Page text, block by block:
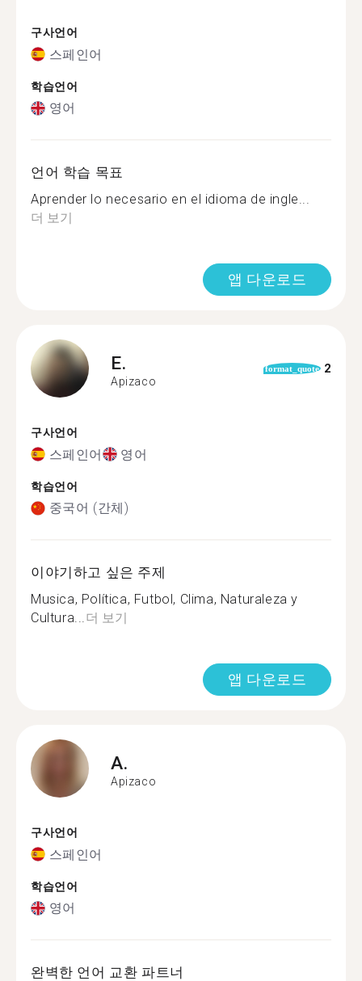
구사언어
스페인어
학습언어
영어
언어 학습 목표
Aprender lo necesario en el idioma de ingle...
더 보기
앱 다운로드
E.
Apizaco
format_quote 2
구사언어
스페인어 영어
학습언어
중국어 (간체)
이야기하고 싶은 주제
Musica, Política, Futbol, Clima, Naturaleza y
Cultura...더 보기
앱 다운로드
A.
Apizaco
구사언어
스페인어
학습언어
영어
완벽한 언어 교환 파트너